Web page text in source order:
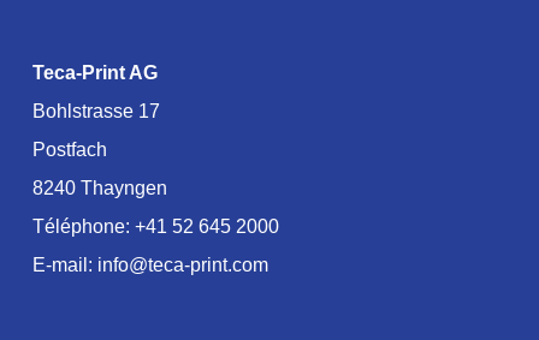
Teca-Print AG
Bohlstrasse 17
Postfach
8240 Thayngen
Téléphone: +41 52 645 2000
E-mail: info@teca-print.com